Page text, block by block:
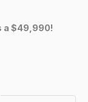
a $49,990!